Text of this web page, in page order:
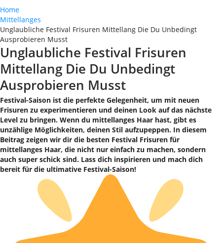
Home
Mittellanges
Unglaubliche Festival Frisuren Mittellang Die Du Unbedingt
Ausprobieren Musst
Unglaubliche Festival Frisuren
Mittellang Die Du Unbedingt
Ausprobieren Musst
Festival-Saison ist die perfekte Gelegenheit, um mit neuen
Frisuren zu experimentieren und deinen Look auf das nächste
Level zu bringen. Wenn du mittellanges Haar hast, gibt es
unzählige Möglichkeiten, deinen Stil aufzupeppen. In diesem
Beitrag zeigen wir dir die besten Festival Frisuren für
mittellanges Haar, die nicht nur einfach zu machen, sondern
auch super schick sind. Lass dich inspirieren und mach dich
bereit für die ultimative Festival-Saison!